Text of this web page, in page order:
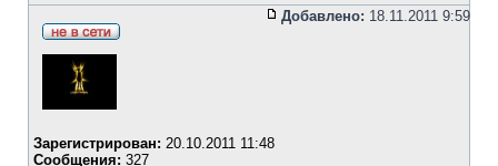
Добавлено: 18.11.2011 9:59
Зарегистрирован: 20.10.2011 11:48
Сообщения: 327